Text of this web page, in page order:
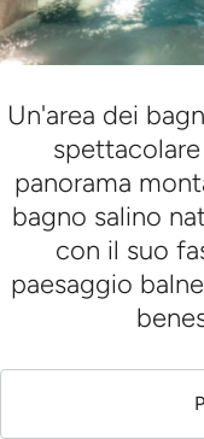
Un'area dei
panorama
bagno salino
con il suo
paesaggio